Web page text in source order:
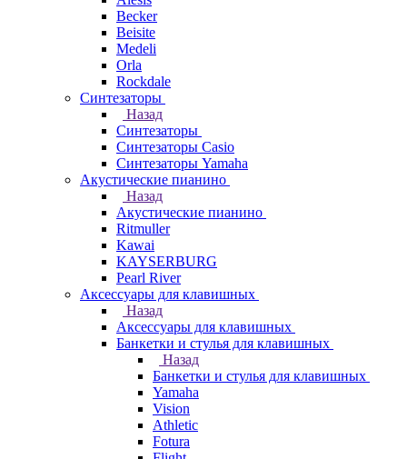
Becker
Beisite
Medeli
Orla
Rockdale
Синтезаторы
Назад
Синтезаторы
Синтезаторы Casio
Синтезаторы Yamaha
Акустические пианино
Назад
Акустические пианино
Ritmuller
Kawai
KAYSERBURG
Pearl River
Аксессуары для клавишных
Назад
Аксессуары для клавишных
Банкетки и стулья для клавишных
Назад
Банкетки и стулья для клавишных
Yamaha
Vision
Athletic
Fotura